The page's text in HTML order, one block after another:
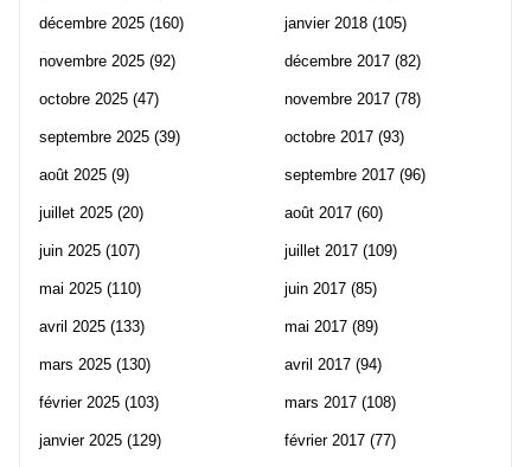
décembre 2025 (160)
novembre 2025 (92)
octobre 2025 (47)
septembre 2025 (39)
août 2025 (9)
juillet 2025 (20)
juin 2025 (107)
mai 2025 (110)
avril 2025 (133)
mars 2025 (130)
février 2025 (103)
janvier 2025 (129)
janvier 2018 (105)
décembre 2017 (82)
novembre 2017 (78)
octobre 2017 (93)
septembre 2017 (96)
août 2017 (60)
juillet 2017 (109)
juin 2017 (85)
mai 2017 (89)
avril 2017 (94)
mars 2017 (108)
février 2017 (77)